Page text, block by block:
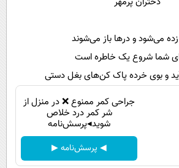
سرگرمی
حوادث
محیط زیست
فرهنگی
بین الملل
پیامک
دانلود
می‌شود و در‌ها باز می‌شوند
شما شروع یک خاطره است
و بوی خرده پاک کن‌های بغل دستی
جراحی کمر ممنوع ❌ در منزل از
شر کمر درد خلاص
شوید◂پرسش‌نامه
◀ پرسش‌نامه ▶